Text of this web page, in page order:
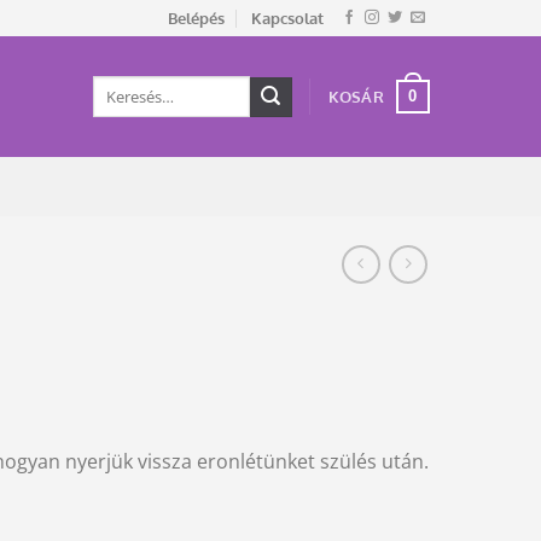
Belépés Kapcsolat
Keresés
KOSÁR 0
nyerjük vissza eronlétünket szülés után.